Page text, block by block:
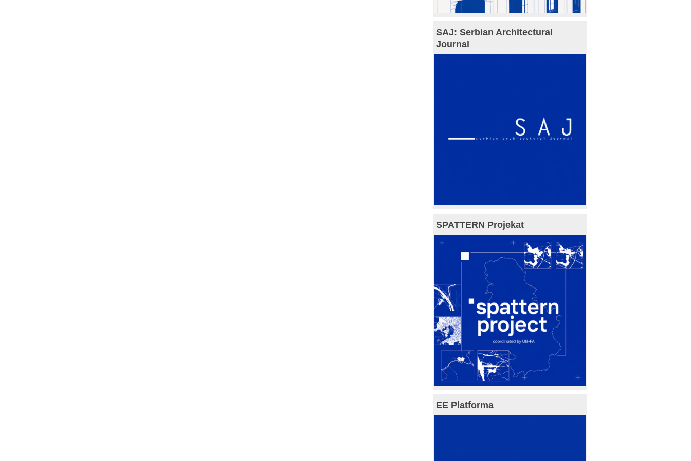
SAJ: Serbian Architectural
Journal
SPATTERN Projekat
EE Platforma